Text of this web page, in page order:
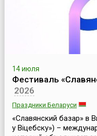
14 июля
Фестиваль
2026
Праздники Беларуси
«Славянский базар» в
у Віцебску») –